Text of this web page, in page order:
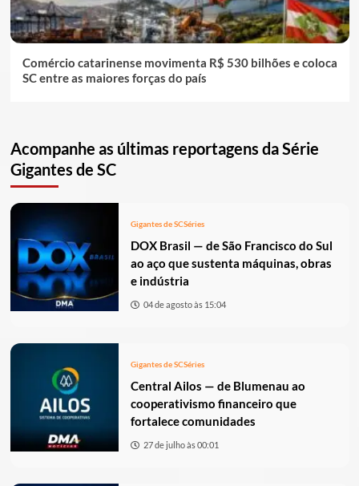
Comércio catarinense movimenta R$ 530 bilhões e coloca
SC entre as maiores forças do país
Acompanhe as últimas reportagens da Série
Gigantes de SC
Gigantes de SCSéries
DOX Brasil — de São Francisco do Sul
ao aço que sustenta máquinas, obras
e indústria
04 de agosto às 15:04
Gigantes de SCSéries
Central Ailos — de Blumenau ao
cooperativismo financeiro que
fortalece comunidades
27 de julho às 00:01